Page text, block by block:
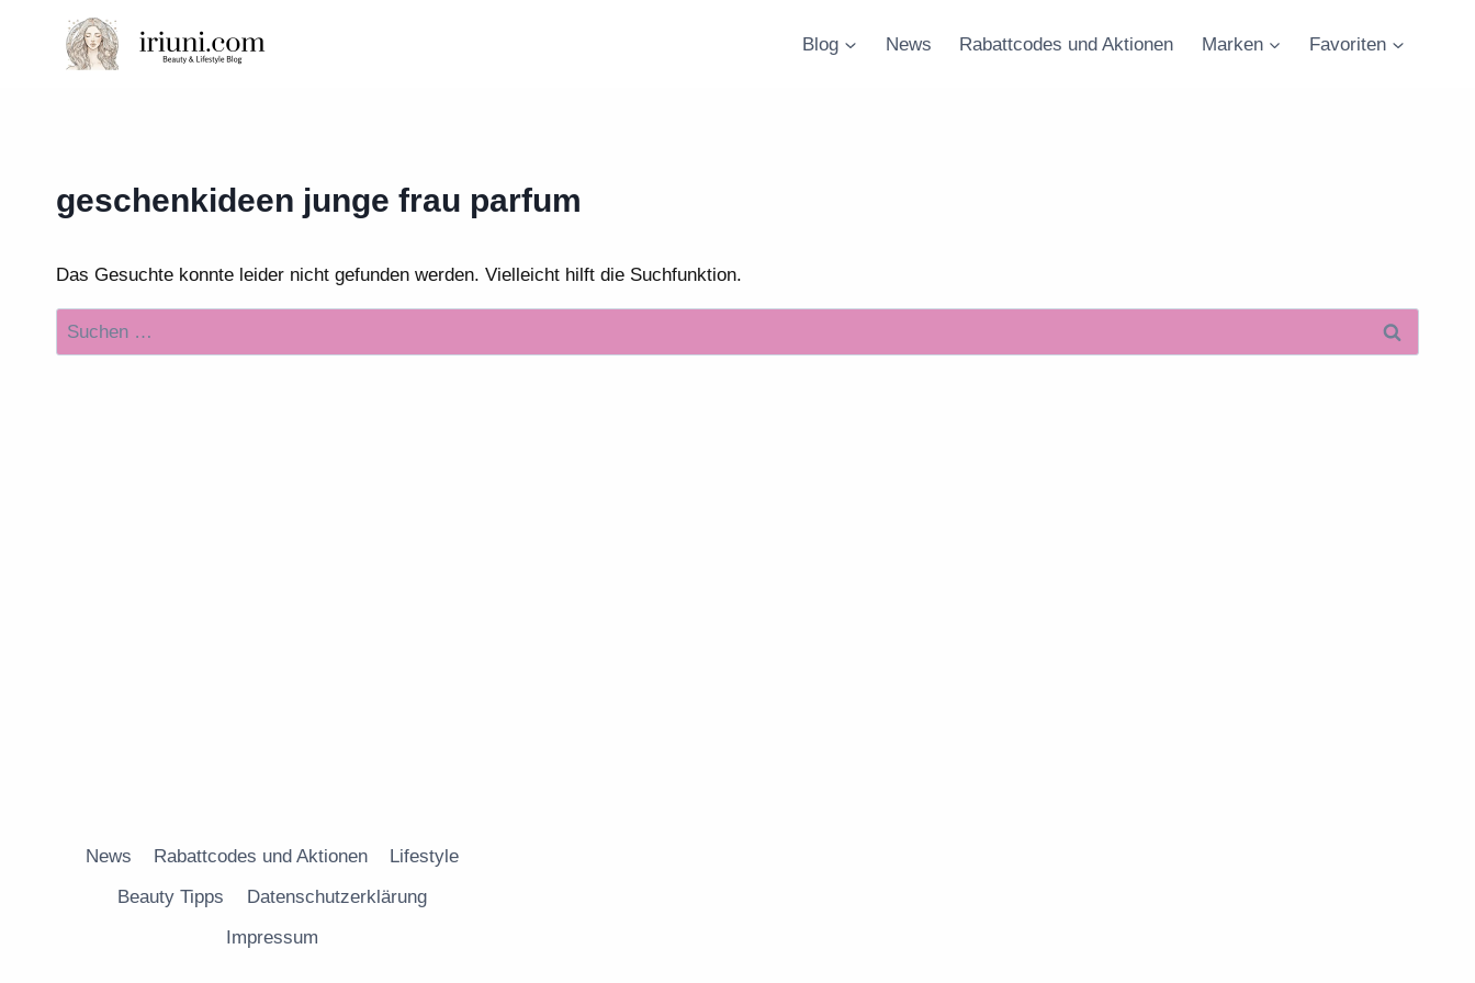
springen
Blog News Rabattcodes und Aktionen Marken Favoriten
geschenkideen junge frau parfum
Das Gesuchte konnte leider nicht gefunden werden. Vielleicht hilft die Suchfunktion.
Suchen
nach:
News Rabattcodes und Aktionen
Lifestyle
Beauty Tipps
Datenschutzerklärung
Impressum